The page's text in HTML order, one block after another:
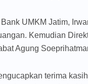
UMKM Jatim,
Kemudian
Agung
terima